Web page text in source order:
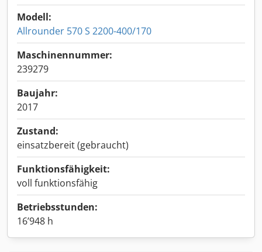
Modell:
Allrounder 570 S 2200-400/170
Maschinennummer:
239279
Baujahr:
2017
Zustand:
einsatzbereit (gebraucht)
Funktionsfähigkeit:
voll funktionsfähig
Betriebsstunden:
16’948 h